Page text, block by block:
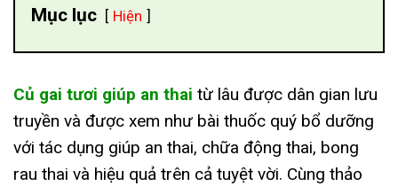
Mục lục Hiện
Củ gai tươi giúp an thai từ lâu được dân gian lưu
truyền và được xem như bài thuốc quý bổ dưỡng
với tác dụng giúp an thai, chữa động thai, bong
rau thai và hiệu quả trên cả tuyệt vời. Cùng thảo